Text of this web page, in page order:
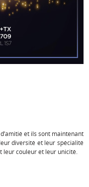
et ils sont maintenant
diversité et leur spécialité
leur couleur et leur unicité.